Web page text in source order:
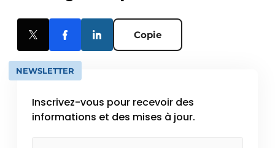
Copie
NEWSLETTER
Inscrivez-vous pour recevoir des
informations et des mises à jour.